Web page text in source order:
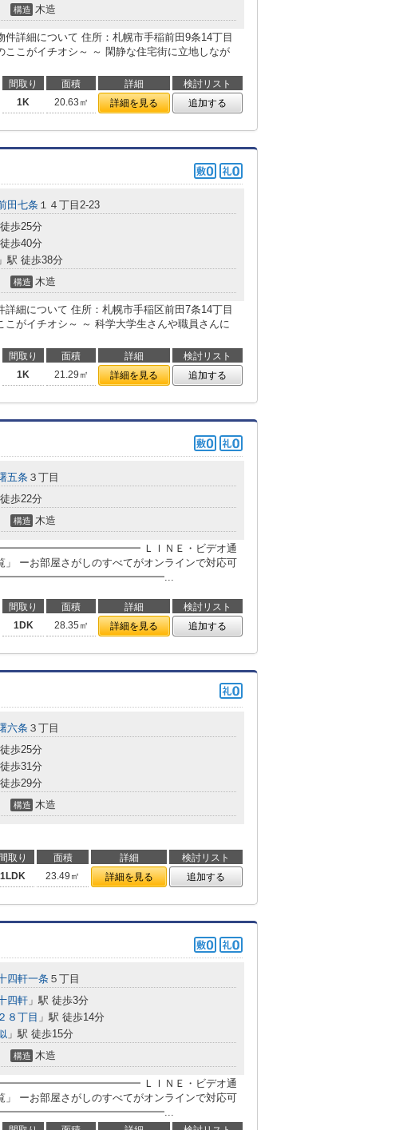
構造 木造
件詳細について 住所：札幌市手稲前田9条14丁目
ここがイチオシ～ ～ 閑静な住宅街に立地しなが
間取り 面積 詳細
検討リスト
1K 20.63㎡ 詳細を見る 追加する
田七条 １４丁目2-23
歩25分
歩40分
」駅 徒歩38分
構造 木造
詳細について 住所：札幌市手稲区前田7条14丁目
こがイチオシ～ ～ 科学大学生さんや職員さんに
間取り 面積 詳細
検討リスト
1K 21.29㎡ 詳細を見る 追加する
五条 ３丁目
歩22分
構造 木造
ＬＩＮＥ・ビデオ通
」 ーお部屋さがしのすべてがオンラインで対応可
間取り 面積 詳細
検討リスト
1DK 28.35㎡ 詳細を見る 追加する
六条 ３丁目
歩25分
歩31分
歩29分
構造 木造
間取り 面積 詳細
検討リスト
1LDK 23.49㎡ 詳細を見る 追加する
四軒一条 ５丁目
四軒 」駅 徒歩3分
８丁目 」駅 徒歩14分
」駅 徒歩15分
構造 木造
ＬＩＮＥ・ビデオ通
」 ーお部屋さがしのすべてがオンラインで対応可